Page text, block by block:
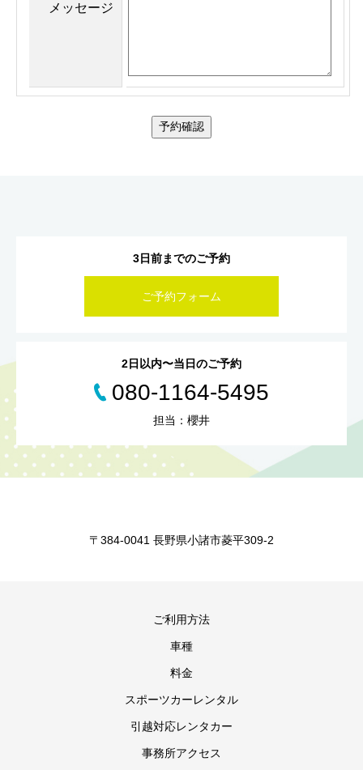
メッセージ
予約確認
3日前までのご予約
ご予約フォーム
2日以内〜当日のご予約
080-1164-5495
担当：櫻井
〒384-0041 長野県小諸市菱平309-2
ご利用方法
車種
料金
スポーツカーレンタル
引越対応レンタカー
事務所アクセス